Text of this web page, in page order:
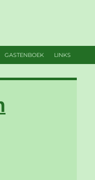
GASTENBOEK LINKS